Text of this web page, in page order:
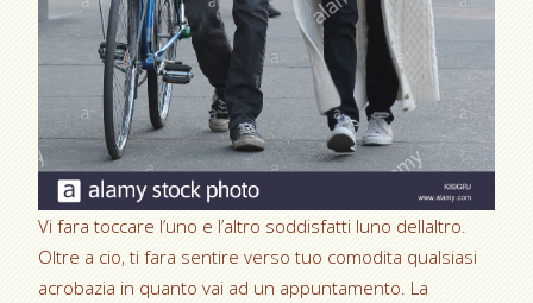
Vi fara toccare l’uno e l’altro soddisfatti luno dellaltro.
Oltre a cio, ti fara sentire verso tuo comodita qualsiasi
acrobazia in quanto vai ad un appuntamento. La